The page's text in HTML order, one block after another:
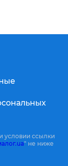
условии ссылки
" не ниже